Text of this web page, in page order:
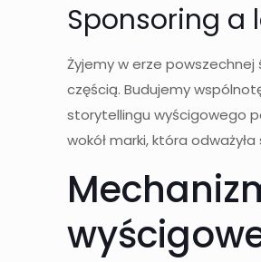
Sponsoring a
Żyjemy w erze
częścią. Budujemy
storytellingu wyścigowego
wokół marki, która